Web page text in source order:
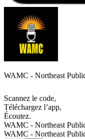
WAMC - Northeast
Scannez le code,
Téléchargez l’app,
Écoutez.
WAMC - Northeast
WAMC - Northeast